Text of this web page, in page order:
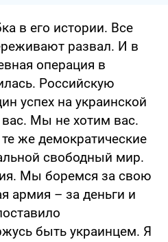
в его истории. Все
развал. И в
операция в
Российскую
успех на украинской
Мы не хотим вас.
же демократические
свободный мир.
Мы боремся за свою
армия – за деньги и
быть украинцем. Я